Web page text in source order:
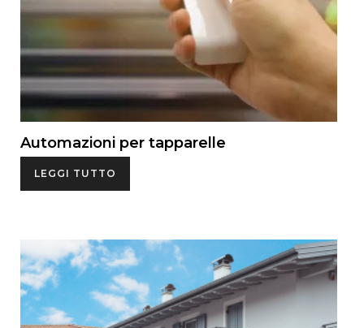
Automazioni per tapparelle
LEGGI TUTTO